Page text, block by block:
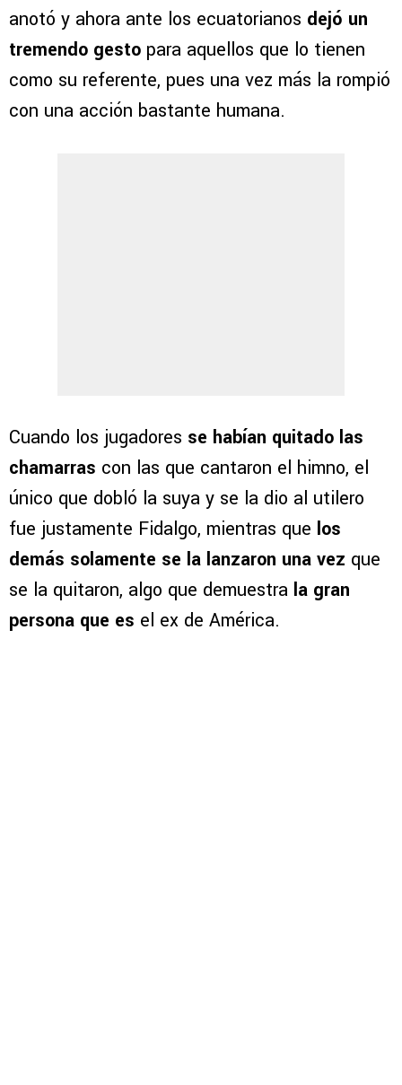
anotó y ahora ante los ecuatorianos dejó un
tremendo gesto para aquellos que lo tienen
como su referente, pues una vez más la rompió
con una acción bastante humana.
Cuando los jugadores se habían quitado las
chamarras con las que cantaron el himno, el
único que dobló la suya y se la dio al utilero
fue justamente Fidalgo, mientras que los
demás solamente se la lanzaron una vez que
se la quitaron, algo que demuestra la gran
persona que es el ex de América.